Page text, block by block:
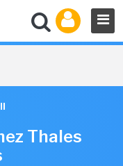
Thales